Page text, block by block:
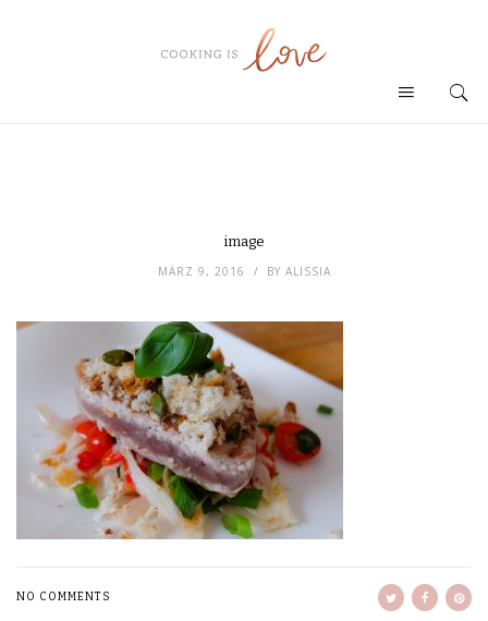
image
MÄRZ 9, 2016 BY ALISSIA
NO COMMENTS